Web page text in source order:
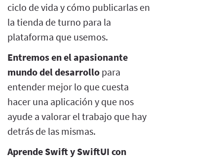
ciclo de vida y cómo publicarlas en
la tienda de turno para la
plataforma que usemos.
Entremos en el apasionante
mundo del desarrollo para
entender mejor lo que cuesta
hacer una aplicación y que nos
ayude a valorar el trabajo que hay
detrás de las mismas.
Aprende Swift y SwiftUI con